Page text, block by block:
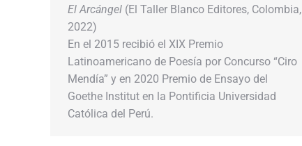
El Arcángel (El Taller Blanco Editores, Colombia,
2022)
En el 2015 recibió el XIX Premio
Latinoamericano de Poesía por Concurso “Ciro
Mendía” y en 2020 Premio de Ensayo del
Goethe Institut en la Pontificia Universidad
Católica del Perú.